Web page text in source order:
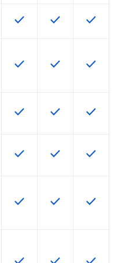
นี้ใช้ได้กับ SKU
ฟีเจอร์นี้ใช้ได้กับ SKU
check ฟีเจอร์นี้ใช้ได้กับ
check ฟีเจอร์นี้
check
นี้ใช้ไม่ได้กับ SKU นี้
ฟีเจอร์นี้ใช้ได้กับ SKU
check ฟีเจอร์นี้ใช้ได้กับ
check ฟีเจอร์นี้
check
นี้ใช้ได้กับ SKU
ฟีเจอร์นี้ใช้ได้กับ SKU
check ฟีเจอร์นี้ใช้ได้กับ
check ฟีเจอร์นี้
check
นี้ใช้ได้กับ SKU
ฟีเจอร์นี้ใช้ได้กับ SKU
check ฟีเจอร์นี้ใช้ได้กับ
check ฟีเจอร์นี้
check
นี้ใช้ได้กับ SKU
ฟีเจอร์นี้ใช้ได้กับ SKU
check ฟีเจอร์นี้ใช้ได้กับ
check ฟีเจอร์นี้
check